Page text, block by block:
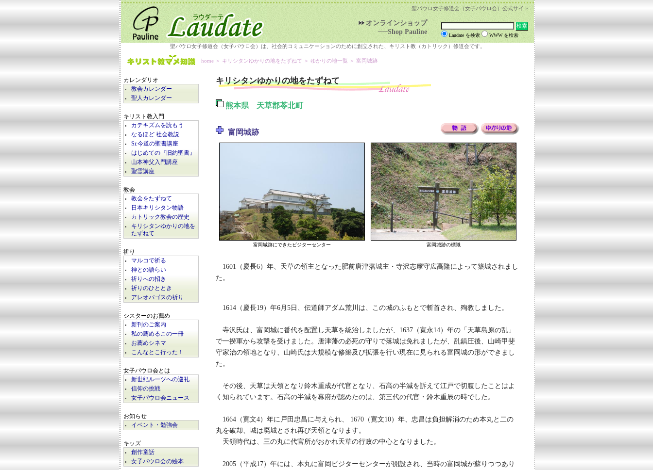
聖パウロ女子修道会（女子パウロ会）公式サイト
オンラインショップ
──Shop Pauline
Laudate を検索 WWW を検索
聖パウロ女子修道会（女子パウロ会）は、社会的コミュニケーションのために創立された、キリスト教（カトリック）修道会です。
カレンダリオ
教会カレンダー
聖人カレンダー
キリスト教入門
カテキズムを読もう
なるほど 社会教説
Sr.今道の聖書講座
はじめての『旧約聖書』
山本神父入門講座
聖霊講座
教会
教会をたずねて
日本キリシタン物語
カトリック教会の歴史
キリシタンゆかりの地を
たずねて
祈り
マルコで祈る
神との語らい
祈りへの招き
祈りのひととき
アレオパゴスの祈り
シスターのお薦め
新刊のご案内
私の薦めるこの一冊
お薦めシネマ
こんなとこ行った！
女子パウロ会とは
新世紀ルーツへの巡礼
信仰の挑戦
女子パウロ会ニュース
お知らせ
イベント・勉強会
キッズ
創作童話
女子パウロ会の絵本
home ＞ キリシタンゆかりの地をたずねて ＞ ゆかりの地一覧 ＞ 富岡城跡
キリシタンゆかりの地をたずねて
熊本県 天草郡苓北町
富岡城跡
富岡城跡にできたビジターセンター 富岡城跡の標識
1601（慶長6）年、天草の領主となった肥前唐津藩城主・寺沢志摩守広高隆によって築城されまし
た。
1614（慶長19）年6月5日、伝道師アダム荒川は、この城のふもとで斬首され、殉教しました。
寺沢氏は、富岡城に番代を配置し天草を統治しましたが、1637（寛永14）年の「天草島原の乱」
で一揆軍から攻撃を受けました。唐津藩の必死の守りで落城は免れましたが、乱鎮圧後、山崎甲斐
守家治の領地となり、山崎氏は大規模な修築及び拡張を行い現在に見られる富岡城の形ができまし
た。
その後、天草は天領となり鈴木重成が代官となり、石高の半減を訴えて江戸で切腹したことはよ
く知られています。石高の半減を幕府が認めたのは、第三代の代官・鈴木重辰の時でした。
1664（寛文4）年に戸田忠昌に与えられ、 1670（寛文10）年、忠昌は負担解消のため本丸と二の
丸を破却、城は廃城とされ再び天領となります。
天領時代は、三の丸に代官所がおかれ天草の行政の中心となりました。
2005（平成17）年には、本丸に富岡ビジターセンターが開設され、当時の富岡城が蘇りつつあり